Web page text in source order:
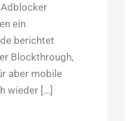
ein
berichtet
Blockthrough,
aber mobile
wieder […]